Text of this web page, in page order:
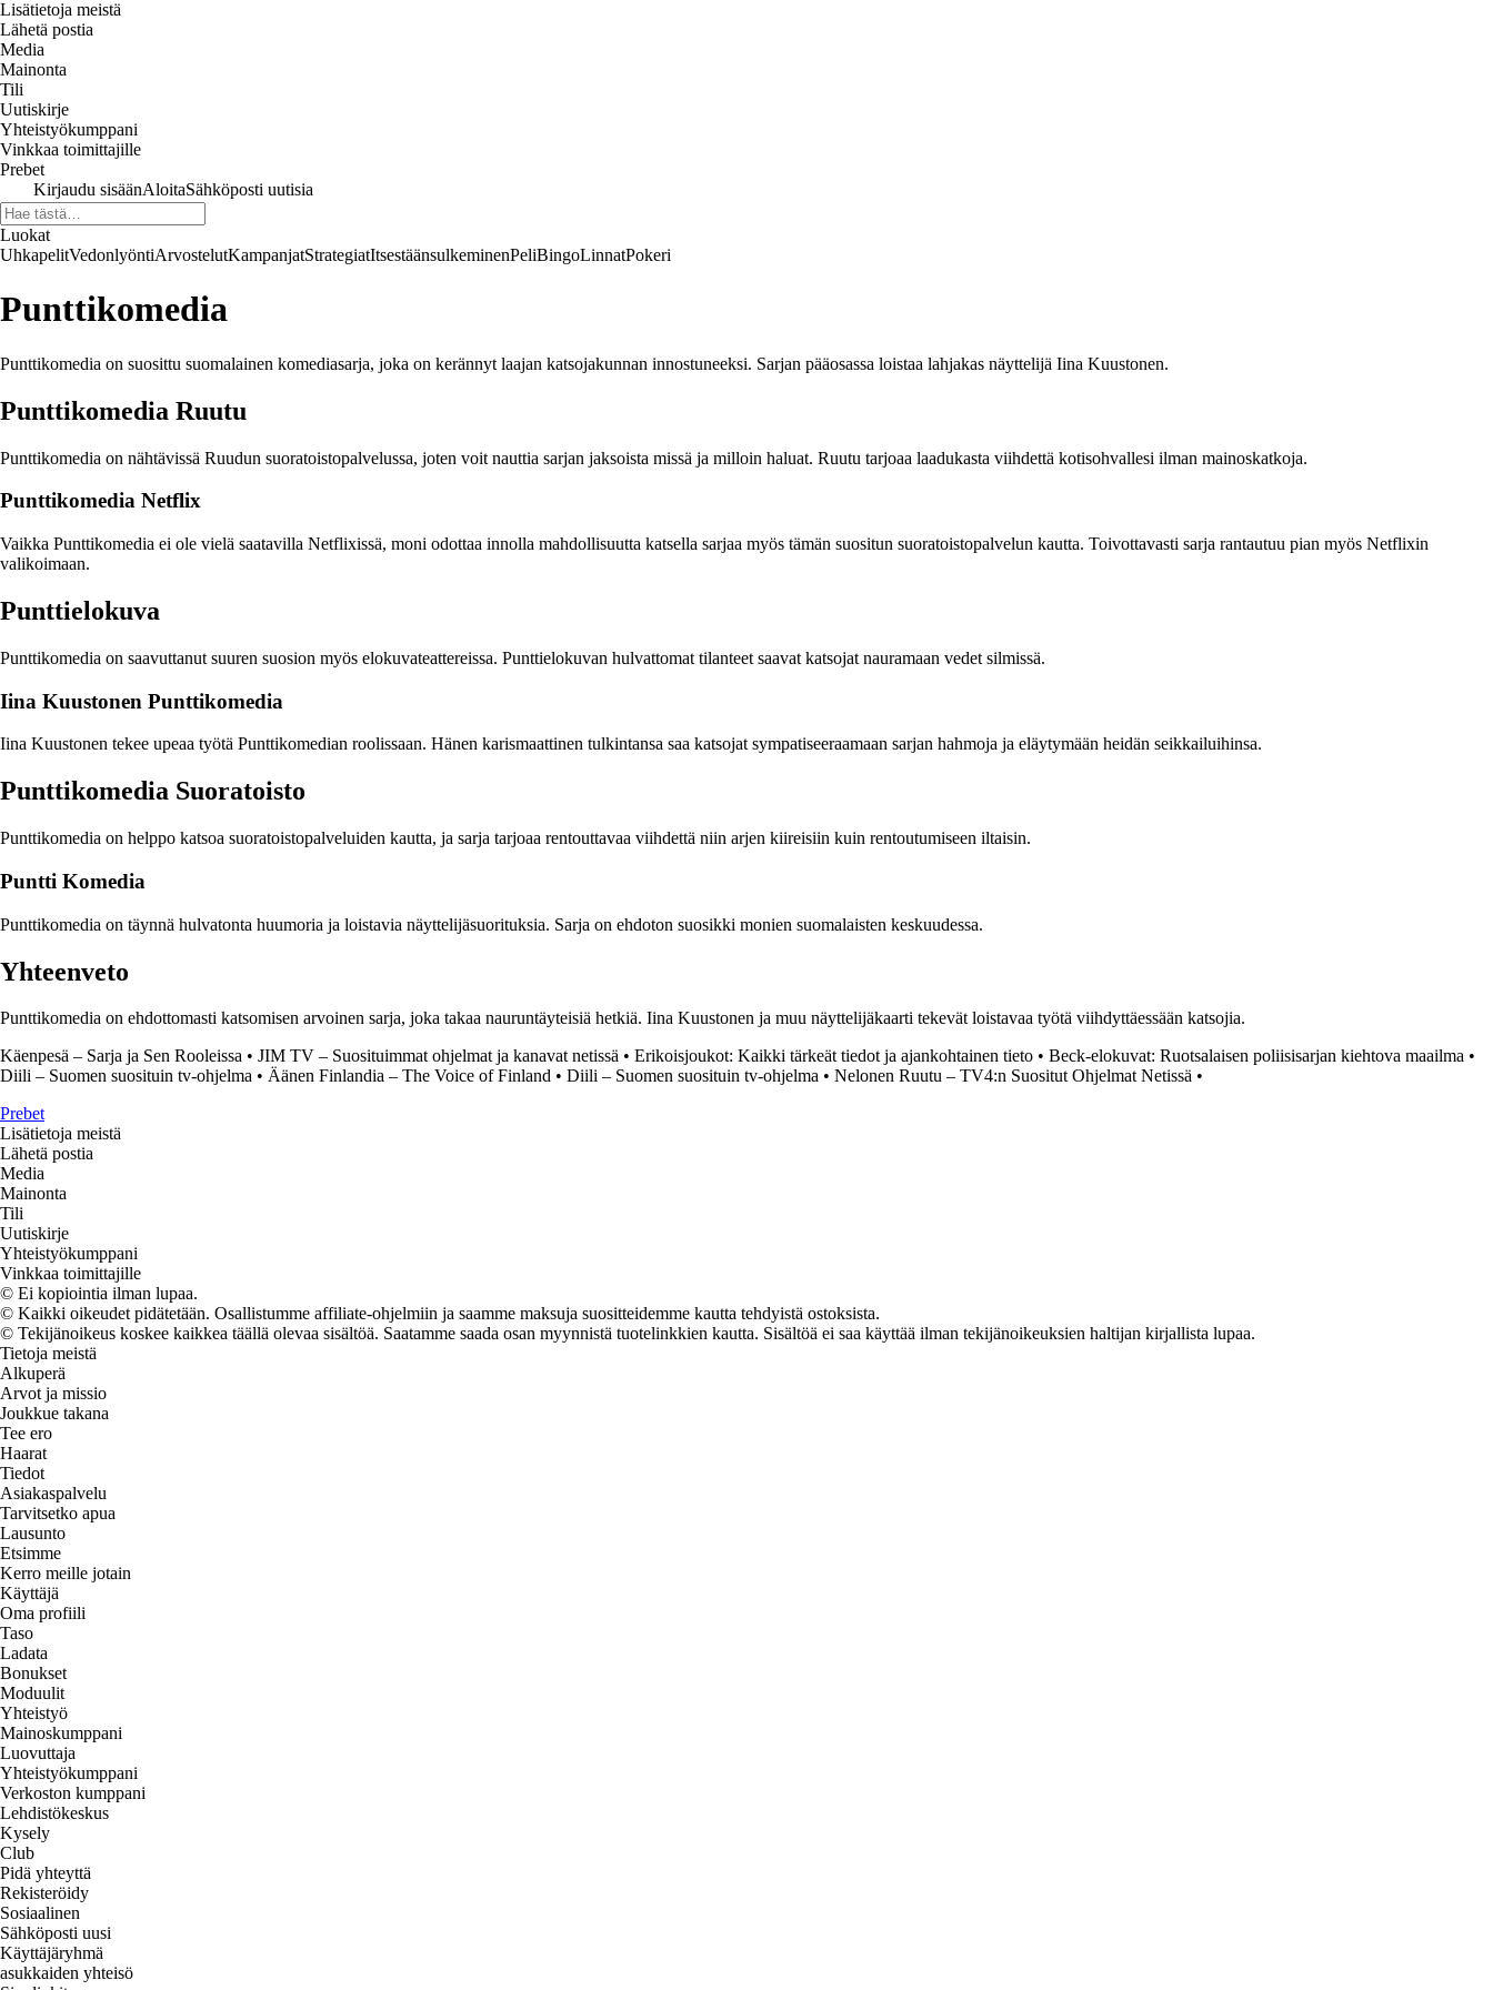
Lisätietoja meistä
Lähetä postia
Media
Mainonta
Tili
Uutiskirje
Yhteistyökumppani
Vinkkaa toimittajille
Prebet
Kirjaudu sisäänAloitaSähköposti uutisia
Luokat
UhkapelitVedonlyöntiArvostelutKampanjatStrategiatItsestäänsulkeminenPeliBingoLinnatPokeri
Punttikomedia
Punttikomedia on suosittu suomalainen komediasarja, joka on kerännyt laajan katsojakunnan innostuneeksi. Sarjan pääosassa loistaa lahjakas näyttelijä Iina Kuustonen.
Punttikomedia Ruutu
Punttikomedia on nähtävissä Ruudun suoratoistopalvelussa, joten voit nauttia sarjan jaksoista missä ja milloin haluat. Ruutu tarjoaa laadukasta viihdettä kotisohvallesi ilman mainoskatkoja.
Punttikomedia Netflix
Vaikka Punttikomedia ei ole vielä saatavilla Netflixissä, moni odottaa innolla mahdollisuutta katsella sarjaa myös tämän suositun suoratoistopalvelun kautta. Toivottavasti sarja rantautuu pian myös Netflixin
valikoimaan.
Punttielokuva
Punttikomedia on saavuttanut suuren suosion myös elokuvateattereissa. Punttielokuvan hulvattomat tilanteet saavat katsojat nauramaan vedet silmissä.
Iina Kuustonen Punttikomedia
Iina Kuustonen tekee upeaa työtä Punttikomedian roolissaan. Hänen karismaattinen tulkintansa saa katsojat sympatiseeraamaan sarjan hahmoja ja eläytymään heidän seikkailuihinsa.
Punttikomedia Suoratoisto
Punttikomedia on helppo katsoa suoratoistopalveluiden kautta, ja sarja tarjoaa rentouttavaa viihdettä niin arjen kiireisiin kuin rentoutumiseen iltaisin.
Puntti Komedia
Punttikomedia on täynnä hulvatonta huumoria ja loistavia näyttelijäsuorituksia. Sarja on ehdoton suosikki monien suomalaisten keskuudessa.
Yhteenveto
Punttikomedia on ehdottomasti katsomisen arvoinen sarja, joka takaa nauruntäyteisiä hetkiä. Iina Kuustonen ja muu näyttelijäkaarti tekevät loistavaa työtä viihdyttäessään katsojia.
Käenpesä – Sarja ja Sen Rooleissa • JIM TV – Suosituimmat ohjelmat ja kanavat netissä • Erikoisjoukot: Kaikki tärkeät tiedot ja ajankohtainen tieto • Beck-elokuvat: Ruotsalaisen poliisisarjan kiehtova maailma •
Diili – Suomen suosituin tv-ohjelma • Äänen Finlandia – The Voice of Finland • Diili – Suomen suosituin tv-ohjelma • Nelonen Ruutu – TV4:n Suositut Ohjelmat Netissä •
Prebet
Lisätietoja meistä
Lähetä postia
Media
Mainonta
Tili
Uutiskirje
Yhteistyökumppani
Vinkkaa toimittajille
© Ei kopiointia ilman lupaa.
© Kaikki oikeudet pidätetään. Osallistumme affiliate-ohjelmiin ja saamme maksuja suositteidemme kautta tehdyistä ostoksista.
© Tekijänoikeus koskee kaikkea täällä olevaa sisältöä. Saatamme saada osan myynnistä tuotelinkkien kautta. Sisältöä ei saa käyttää ilman tekijänoikeuksien haltijan kirjallista lupaa.
Tietoja meistä
Alkuperä
Arvot ja missio
Joukkue takana
Tee ero
Haarat
Tiedot
Asiakaspalvelu
Tarvitsetko apua
Lausunto
Etsimme
Kerro meille jotain
Käyttäjä
Oma profiili
Taso
Ladata
Bonukset
Moduulit
Yhteistyö
Mainoskumppani
Luovuttaja
Yhteistyökumppani
Verkoston kumppani
Lehdistökeskus
Kysely
Club
Pidä yhteyttä
Rekisteröidy
Sosiaalinen
Sähköposti uusi
Käyttäjäryhmä
asukkaiden yhteisö